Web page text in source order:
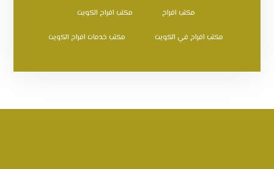
مكتب افراح مكتب افراح الكويت
مكتب افراح في الكويت مكتب خدمات افراح الكويت